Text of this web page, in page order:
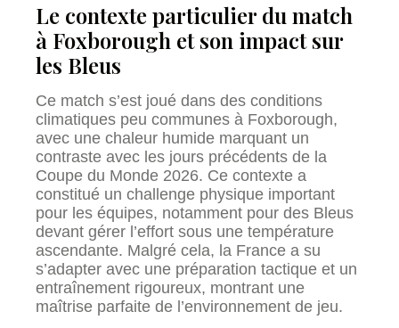
Le contexte particulier du match
à Foxborough et son impact sur
les Bleus
Ce match s’est joué dans des conditions
climatiques peu communes à Foxborough,
avec une chaleur humide marquant un
contraste avec les jours précédents de la
Coupe du Monde 2026. Ce contexte a
constitué un challenge physique important
pour les équipes, notamment pour des Bleus
devant gérer l’effort sous une température
ascendante. Malgré cela, la France a su
s’adapter avec une préparation tactique et un
entraînement rigoureux, montrant une
maîtrise parfaite de l’environnement de jeu.